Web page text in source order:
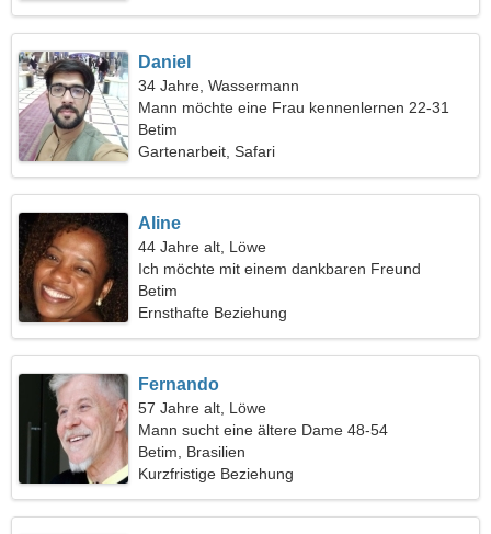
Daniel
34 Jahre, Wassermann
Mann möchte eine Frau kennenlernen 22-31
Betim
Gartenarbeit, Safari
Aline
44 Jahre alt, Löwe
Ich möchte mit einem dankbaren Freund
ausgehen
Betim
Ernsthafte Beziehung
Fernando
57 Jahre alt, Löwe
Mann sucht eine ältere Dame 48-54
Betim, Brasilien
Kurzfristige Beziehung